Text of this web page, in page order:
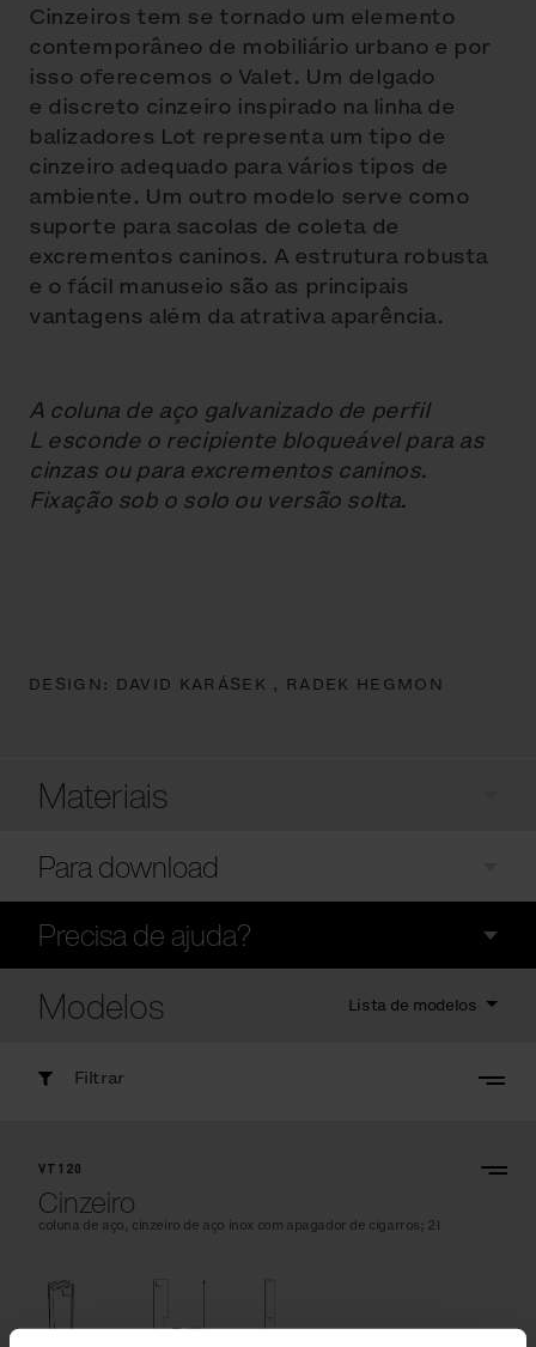
Cinzeiros tem se tornado um elemento
contemporâneo de mobiliário urbano e por
isso oferecemos o Valet. Um delgado
e discreto cinzeiro inspirado na linha de
balizadores Lot representa um tipo de
cinzeiro adequado para vários tipos de
ambiente. Um outro modelo serve como
suporte para sacolas de coleta de
excrementos caninos. A estrutura robusta
e o fácil manuseio são as principais
vantagens além da atrativa aparência.
A coluna de aço galvanizado de perfil
L esconde o recipiente bloqueável para as
cinzas ou para excrementos caninos.
Fixação sob o solo ou versão solta.
DESIGN: DAVID KARÁSEK , RADEK HEGMON
Materiais
Para download
Precisa de ajuda?
Modelos Lista de modelos
Filtrar
VT120
Cinzeiro
coluna de aço, cinzeiro de aço inox com apagador de cigarros; 2l